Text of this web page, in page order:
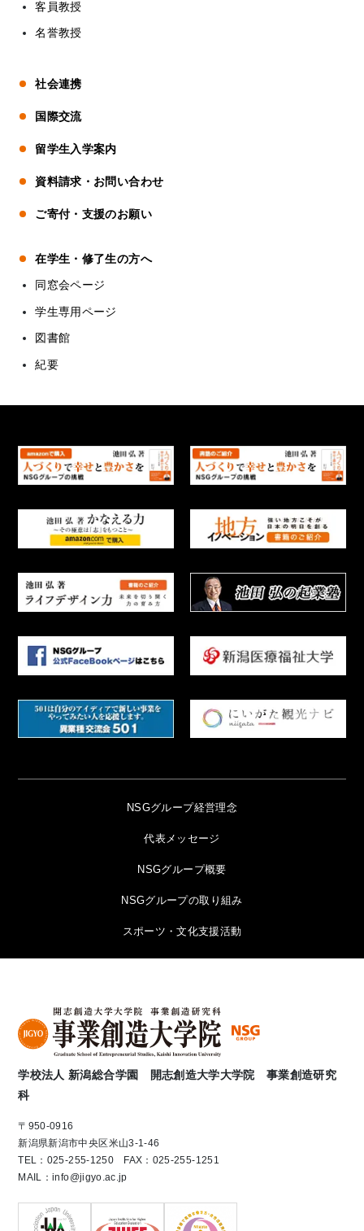
客員教授
名誉教授
社会連携
国際交流
留学生入学案内
資料請求・お問い合わせ
ご寄付・支援のお願い
在学生・修了生の方へ
同窓会ページ
学生専用ページ
図書館
紀要
NSGグループ経営理念
代表メッセージ
NSGグループ概要
NSGグループの取り組み
スポーツ・文化支援活動
学校法人 新潟総合学園 開志創造大学大学院 事業創造研究
科
〒950-0916
新潟県新潟市中央区米山3-1-46
TEL：025-255-1250 FAX：025-255-1251
MAIL：info@jigyo.ac.jp